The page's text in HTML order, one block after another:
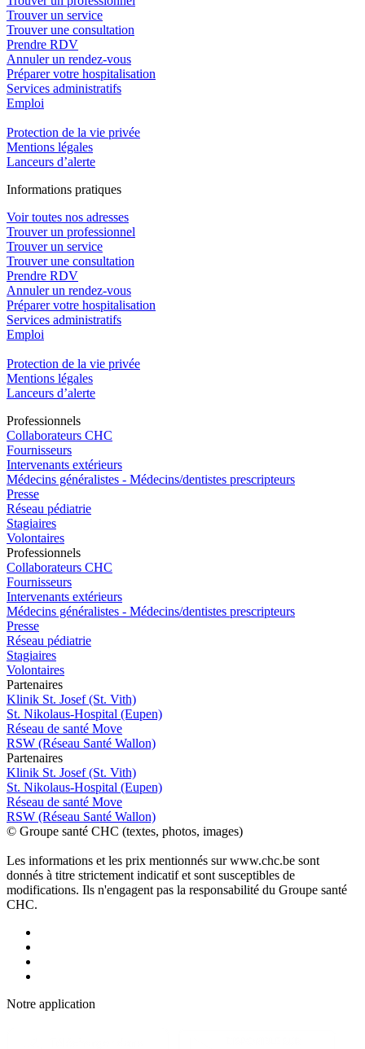
Trouver un service
Trouver une consultation
Prendre RDV
Annuler un rendez-vous
Préparer votre hospitalisation
Services administratifs
Emploi​
Protection de la vie privée
Mentions légales
Lanceurs d’alerte
Informations pratiques
Voir toutes nos adresses
Trouver un professionnel
Trouver un service
Trouver une consultation
Prendre RDV
Annuler un rendez-vous
Préparer votre hospitalisation
Services administratifs
Emploi​
Protection de la vie privée
Mentions légales
Lanceurs d’alerte
Professionnels
Collaborateurs CHC
Fournisseurs
Intervenants extérieurs
Médecins généralistes - Médecins/dentistes prescripteurs
Presse
Réseau pédiatrie
Stagiaires
Volontaires
Professionnels
Collaborateurs CHC
Fournisseurs
Intervenants extérieurs
Médecins généralistes - Médecins/dentistes prescripteurs
Presse
Réseau pédiatrie
Stagiaires
Volontaires
Partenaires
Klinik St. Josef (St. Vith)
St. Nikolaus-Hospital (Eupen)
Réseau de santé Move
RSW (Réseau Santé Wallon)
Partenaires
Klinik St. Josef (St. Vith)
St. Nikolaus-Hospital (Eupen)
Réseau de santé Move
RSW (Réseau Santé Wallon)
© Groupe santé CHC (textes, photos, images)
Les informations et les prix mentionnés sur www.chc.be sont
donnés à titre strictement indicatif et sont susceptibles de
modifications. Ils n'engagent pas la responsabilité du Groupe santé
CHC.
Notre application